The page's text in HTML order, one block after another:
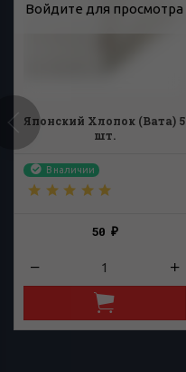
Войдите для просмотра
Японский Хлопок (Вата) 5
шт.
В наличии
50 ₽